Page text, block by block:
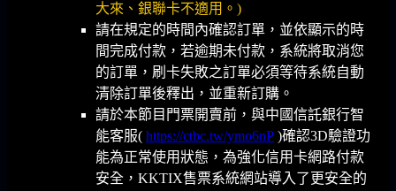
大來、銀聯卡不適用。)
請在規定的時間內確認訂單，並依顯示的時
間完成付款，若逾期未付款，系統將取消您
的訂單，刷卡失敗之訂單必須等待系統自動
清除訂單後釋出，並重新訂購。
請於本節目門票開賣前，與中國信託銀行智
能客服( https://ctbc.tw/ymo6nP )確認3D驗證功
能為正常使用狀態 ，為強化信用卡網路付款
安全，KKTIX售票系統網站導入了更安全的